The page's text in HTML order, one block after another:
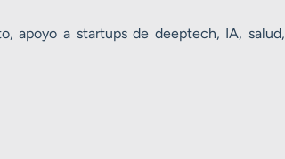
apoyo a startups de deeptech, IA, salud,